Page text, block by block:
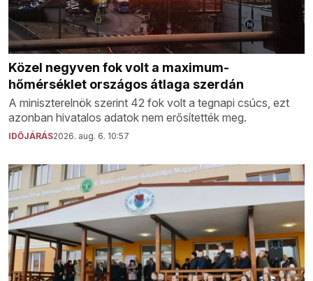
Közel negyven fok volt a maximum-
hőmérséklet országos átlaga szerdán
A miniszterelnök szerint 42 fok volt a tegnapi csúcs, ezt
azonban hivatalos adatok nem erősítették meg.
IDŐJÁRÁS2026. aug. 6. 10:57